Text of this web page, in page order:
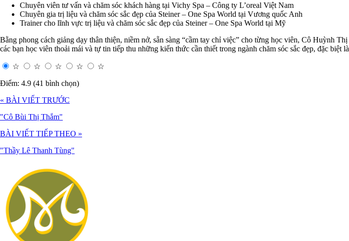
Chuyên viên tư vấn và chăm sóc khách hàng tại Vichy Spa – Công ty L’oreal Việt Nam
Chuyên gia trị liệu và chăm sóc sắc đẹp của Steiner – One Spa World tại Vương quốc Anh
Trainer cho lĩnh vực trị liệu và chăm sóc sắc đẹp của Steiner – One Spa World tại Mỹ
Bằng phong cách giảng dạy thân thiện, niềm nở, sẵn sàng “cầm tay chỉ việc” cho từng học viên, Cô Huỳnh
các bạn học viên thoải mái và tự tin tiếp thu những kiến thức cần thiết trong ngành chăm sóc sắc đẹp, đặc biệt
☆ ☆ ☆ ☆
☆
Điểm: 4.9 (41 bình chọn)
« BÀI VIẾT TRƯỚC
"Cô Bùi Thị Thắm"
BÀI VIẾT TIẾP THEO »
"Thầy Lê Thanh Tùng"